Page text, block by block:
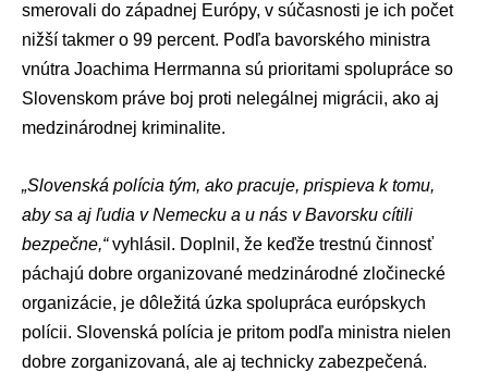
smerovali do západnej Európy, v súčasnosti je ich počet
nižší takmer o 99 percent. Podľa bavorského ministra
vnútra Joachima Herrmanna sú prioritami spolupráce so
Slovenskom práve boj proti nelegálnej migrácii, ako aj
medzinárodnej kriminalite.
„Slovenská polícia tým, ako pracuje, prispieva k tomu,
aby sa aj ľudia v Nemecku a u nás v Bavorsku cítili
bezpečne,“vyhlásil. Doplnil, že keďže trestnú činnosť
páchajú dobre organizované medzinárodné zločinecké
organizácie, je dôležitá úzka spolupráca európskych
polícii. Slovenská polícia je pritom podľa ministra nielen
dobre zorganizovaná, ale aj technicky zabezpečená.